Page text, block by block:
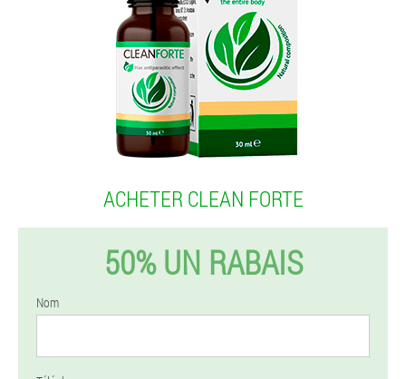
ACHETER CLEAN FORTE
50% UN RABAIS
Nom